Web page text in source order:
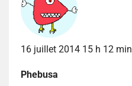
16 juillet 2014 15 h 12 min
Phebusa